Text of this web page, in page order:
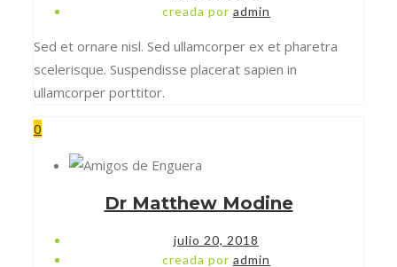
creada por admin
Sed et ornare nisl. Sed ullamcorper ex et pharetra
scelerisque. Suspendisse placerat sapien in
ullamcorper porttitor.
0
Dr Matthew Modine
julio 20, 2018
creada por admin